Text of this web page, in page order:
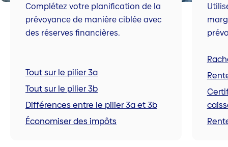
Complétez votre planification de la
prévoyance de manière ciblée avec
des réserves financières.
Tout sur le pilier 3a
Tout sur le pilier 3b
Différences entre le pilier 3a et 3b
Économiser des impôts